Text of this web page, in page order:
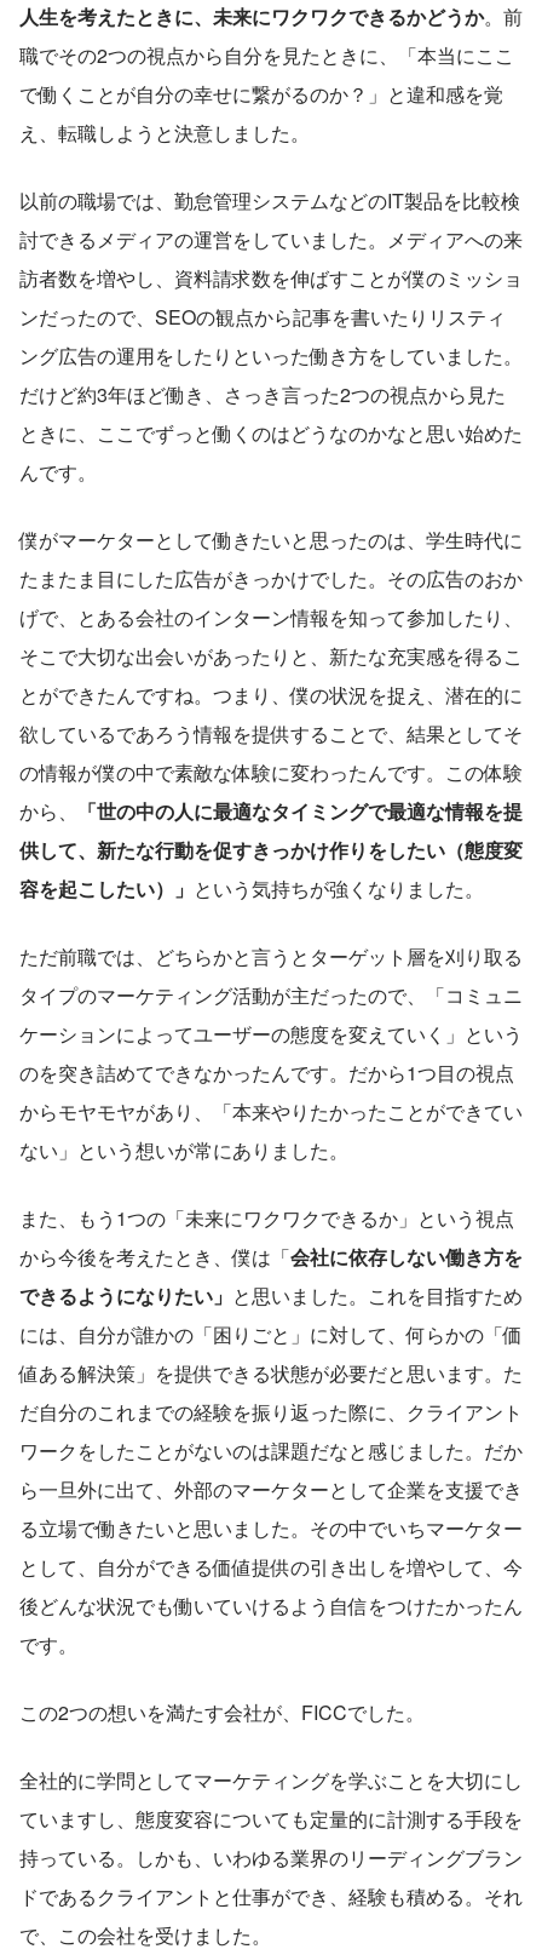
人生を考えたときに、未来にワクワクできるかどうか。前
職でその2つの視点から自分を見たときに、「本当にここ
で働くことが自分の幸せに繋がるのか？」と違和感を覚
え、転職しようと決意しました。
以前の職場では、勤怠管理システムなどのIT製品を比較検
討できるメディアの運営をしていました。メディアへの来
訪者数を増やし、資料請求数を伸ばすことが僕のミッショ
ンだったので、SEOの観点から記事を書いたりリスティ
ング広告の運用をしたりといった働き方をしていました。
だけど約3年ほど働き、さっき言った2つの視点から見た
ときに、ここでずっと働くのはどうなのかなと思い始めた
んです。
僕がマーケターとして働きたいと思ったのは、学生時代に
たまたま目にした広告がきっかけでした。その広告のおか
げで、とある会社のインターン情報を知って参加したり、
そこで大切な出会いがあったりと、新たな充実感を得るこ
とができたんですね。つまり、僕の状況を捉え、潜在的に
欲しているであろう情報を提供することで、結果としてそ
の情報が僕の中で素敵な体験に変わったんです。この体験
から、
「世の中の人に最適なタイミングで最適な情報を提
供して、新たな行動を促すきっかけ作りをしたい（態度変
容を起こしたい）」 という気持ちが強くなりました。
ただ前職では、どちらかと言うとターゲット層を刈り取る
タイプのマーケティング活動が主だったので、「コミュニ
ケーションによってユーザーの態度を変えていく」という
のを突き詰めてできなかったんです。だから1つ目の視点
からモヤモヤがあり、「本来やりたかったことができてい
ない」という想いが常にありました。
また、もう1つの「未来にワクワクできるか」という視点
から今後を考えたとき、僕は「会社に依存しない働き方を
できるようになりたい」 と思いました。これを目指すため
には、自分が誰かの「困りごと」に対して、何らかの「価
値ある解決策」を提供できる状態が必要だと思います。た
だ自分のこれまでの経験を振り返った際に、クライアント
ワークをしたことがないのは課題だなと感じました。だか
ら一旦外に出て、外部のマーケターとして企業を支援でき
る立場で働きたいと思いました。その中でいちマーケター
として、自分ができる価値提供の引き出しを増やして、今
後どんな状況でも働いていけるよう自信をつけたかったん
です。
この2つの想いを満たす会社が、FICCでした。
全社的に学問としてマーケティングを学ぶことを大切にし
ていますし、態度変容についても定量的に計測する手段を
持っている。しかも、いわゆる業界のリーディングブラン
ドであるクライアントと仕事ができ、経験も積める。それ
で、この会社を受けました。